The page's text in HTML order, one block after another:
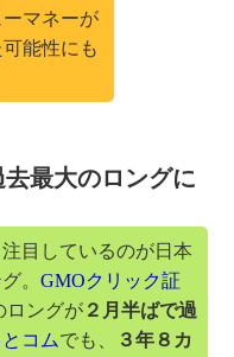
マネーが
能性にも
最大のロングに
目しているのが日本
。 GMOクリック証
ロングが ２月半ばで過
コムでも、
３年８カ